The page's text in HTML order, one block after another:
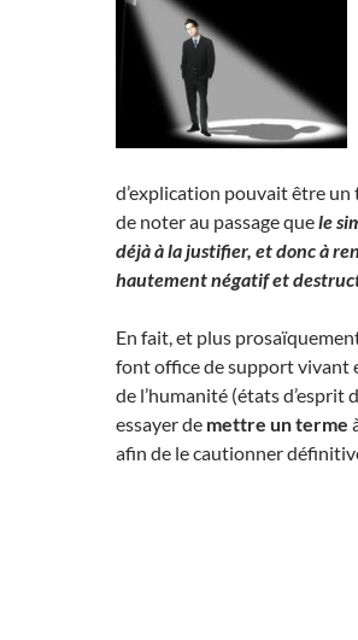
d’explication pouvait être
de noter au passage quele
déjà à la justifier, et donc à
hautement négatif et
En fait, et plus
font office de support vivant
de l’humanité (états
essayer de mettre un terme
afin de le cautionner